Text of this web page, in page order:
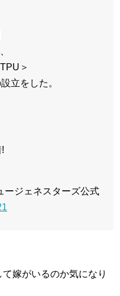
＞
立をした。
ジェネスターズ公式
嫁がいるのか気になり